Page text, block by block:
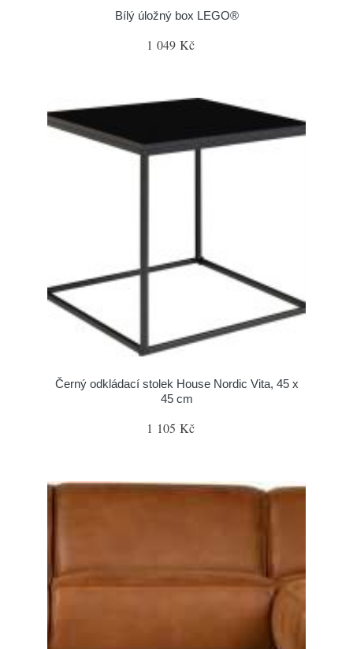
Bílý úložný box LEGO®
1 049 Kč
Černý odkládací stolek House Nordic Vita, 45 x
45 cm
1 105 Kč